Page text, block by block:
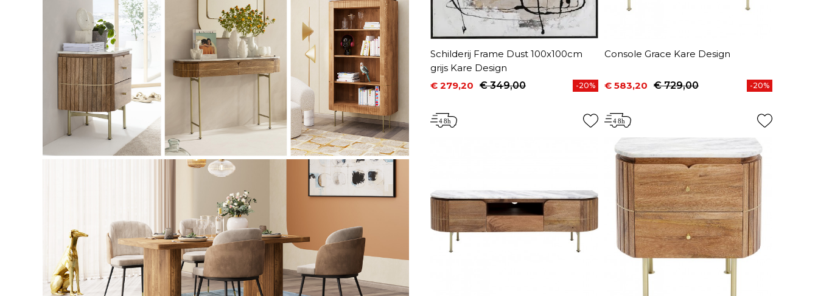
Schilderij Frame Dust 100x100cm
grijs Kare Design
Prijs
€ 279,20
Normale prijs€ 349,00 -20%
Console Grace Kare Design
Prijs
€ 583,20
Normale prijs€ 729,00 -20%